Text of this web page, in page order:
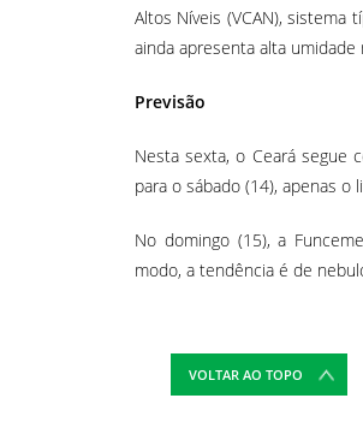
Altos Níveis (VCAN), sistema
ainda apresenta alta
Previsão
Nesta sexta, o Ceará segue
para o sábado (14), apenas o
No domingo (15), a
modo, a tendência é de
VOLTAR AO TOPO